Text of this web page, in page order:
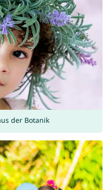
der Botanik